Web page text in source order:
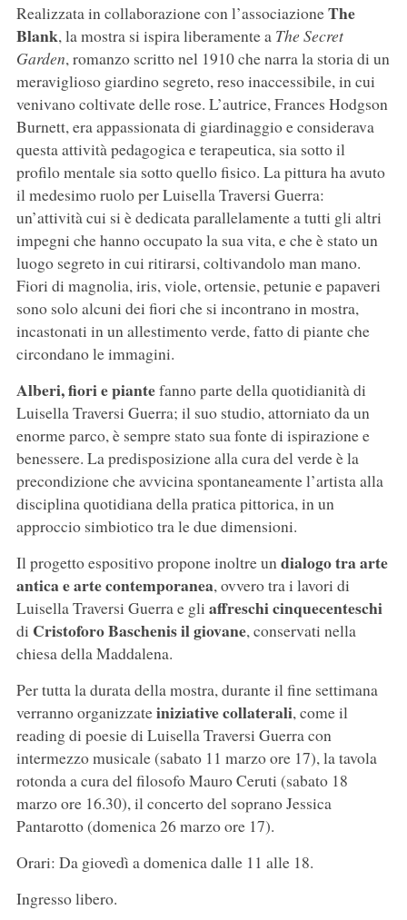
Realizzata in collaborazione con l’associazioneThe
Blank, la mostra si ispira liberamente a The Secret
Garden, romanzo scritto nel 1910 che narra la storia di un
meraviglioso giardino segreto, reso inaccessibile, in cui
venivano coltivate delle rose. L’autrice, Frances Hodgson
Burnett, era appassionata di giardinaggio e considerava
questa attività pedagogica e terapeutica, sia sotto il
profilo mentale sia sotto quello fisico. La pittura ha avuto
il medesimo ruolo per Luisella Traversi Guerra:
un’attività cui si è dedicata parallelamente a tutti gli altri
impegni che hanno occupato la sua vita, e che è stato un
luogo segreto in cui ritirarsi, coltivandolo man mano.
Fiori di magnolia, iris, viole, ortensie, petunie e papaveri
sono solo alcuni dei fiori che si incontrano in mostra,
incastonati in un allestimento verde, fatto di piante che
circondano le immagini.
Alberi, fiori e piantefanno parte della quotidianità di
Luisella Traversi Guerra; il suo studio, attorniato da un
enorme parco, è sempre stato sua fonte di ispirazione e
benessere. La predisposizione alla cura del verde è la
precondizione che avvicina spontaneamente l’artista alla
disciplina quotidiana della pratica pittorica, in un
approccio simbiotico tra le due dimensioni.
Il progetto espositivo propone inoltre undialogo tra arte
antica e arte contemporanea, ovvero tra i lavori di
Luisella Traversi Guerra e gli affreschi cinquecenteschi
di Cristoforo Baschenis il giovane, conservati nella
chiesa della Maddalena.
Per tutta la durata della mostra, durante il fine settimana
verranno organizzateiniziative collaterali, come il
reading di poesie di Luisella Traversi Guerra con
intermezzo musicale (sabato 11 marzo ore 17), la tavola
rotonda a cura del filosofo Mauro Ceruti (sabato 18
marzo ore 16.30), il concerto del soprano Jessica
Pantarotto (domenica 26 marzo ore 17).
Orari: Da giovedì a domenica dalle 11 alle 18.
Ingresso libero.